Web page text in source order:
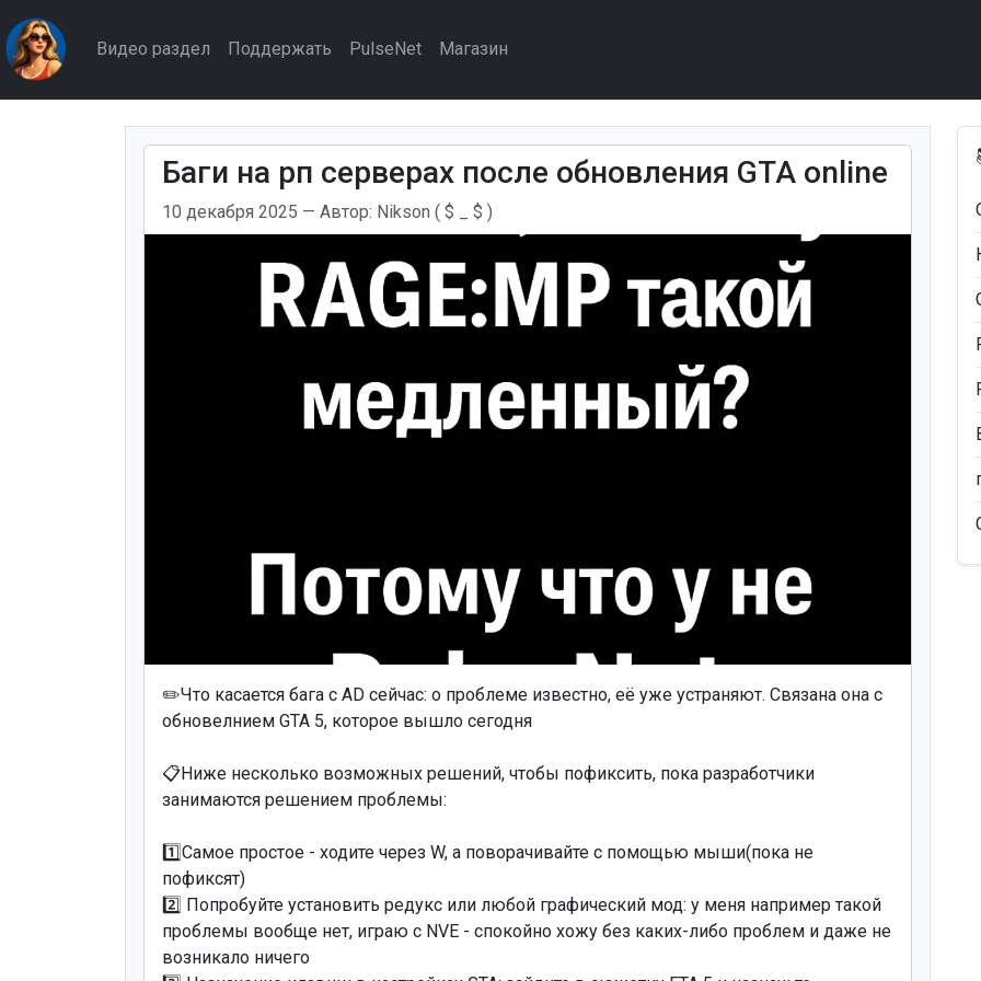
Видео раздел Поддержать PulseNet Магазин
Баги на рп серверах после обновления GTA online
10 декабря 2025 — Автор: Nikson ( $ _ $ )
✏️Что касается бага с AD сейчас: о проблеме известно, её уже устраняют. Связана она с
обновелнием GTA 5, которое вышло сегодня
📋Ниже несколько возможных решений, чтобы пофиксить, пока разработчики
занимаются решением проблемы:
1️⃣Самое простое - ходите через W, а поворачивайте с помощью мыши(пока не
пофиксят)
2️⃣ Попробуйте установить редукс или любой графический мод: у меня например такой
проблемы вообще нет, играю с NVE - спокойно хожу без каких-либо проблем и даже не
возникало ничего